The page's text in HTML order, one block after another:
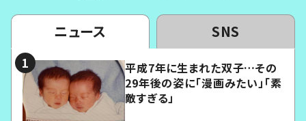
ニュース SNS
平成7年に生まれた双子…その
29年後の姿に「漫画みたい」「素
敵すぎる」